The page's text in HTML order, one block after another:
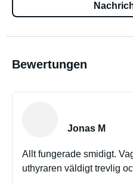
Bewertungen
Jonas M
Allt fungerade smidigt.
uthyraren väldigt trevlig